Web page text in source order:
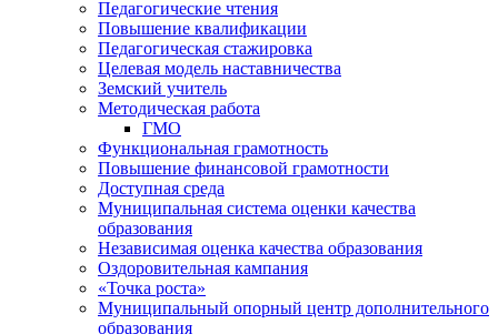
Педагогические чтения
Повышение квалификации
Педагогическая стажировка
Целевая модель наставничества
Земский учитель
Методическая работа
ГМО
Функциональная грамотность
Повышение финансовой грамотности
Доступная среда
Муниципальная система оценки качества
образования
Независимая оценка качества образования
Оздоровительная кампания
«Точка роста»
Муниципальный опорный центр дополнительного
образования